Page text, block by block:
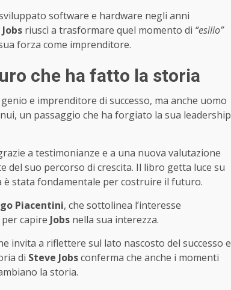
software e hardware negli anni
Jobs riuscì a trasformare quel momento di “esilio”
forza come imprenditore.
che ha fatto la storia
e imprenditore di successo, ma anche uomo
un passaggio che ha forgiato la sua leadership
a testimonianze e a una nuova valutazione
del suo percorso di crescita. Il libro getta luce su
è stata fondamentale per costruire il futuro.
Piacentini, che sottolinea l’interesse
capire Jobs nella sua interezza.
invita a riflettere sul lato nascosto del successo e
di Steve Jobsconferma che anche i momenti
la storia.